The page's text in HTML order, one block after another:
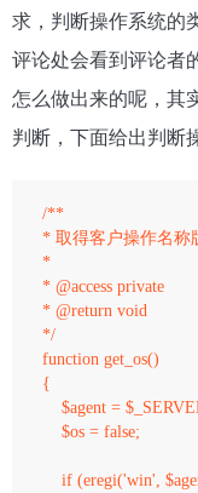
求，判断操作系统的
评论处会看到评论者
怎么做出来的呢，其
判断，下面给出判断
/**
* 取得客户操作名称
*
* @access private
* @return void
*/
function get_os()
{
$agent =
    $os = false;
if (eregi('win',